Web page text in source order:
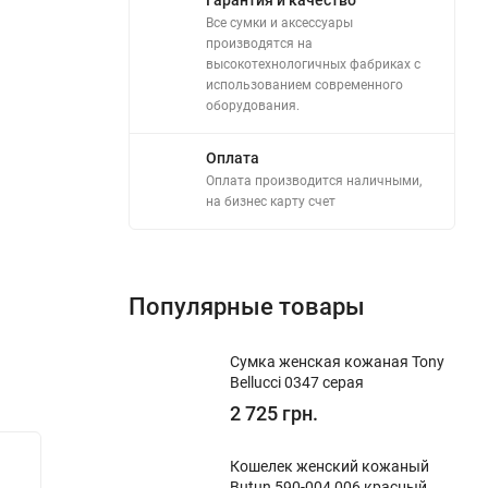
Все сумки и аксессуары
производятся на
высокотехнологичных фабриках с
использованием современного
оборудования.
Оплата
Оплата производится наличными,
на бизнес карту счет
Популярные товары
Сумка женская кожаная Tony
Bellucci 0347 серая
2 725 грн.
Кошелек женский кожаный